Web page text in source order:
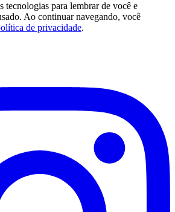
tecnologias para lembrar de você e
Ao continuar navegando, você
de privacidade.